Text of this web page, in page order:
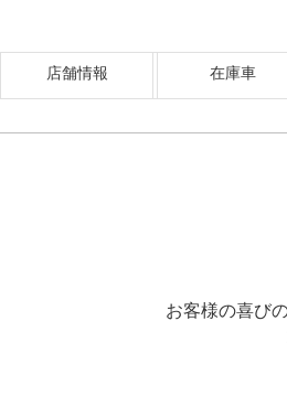
店舗情報 在庫車
お客様の喜び